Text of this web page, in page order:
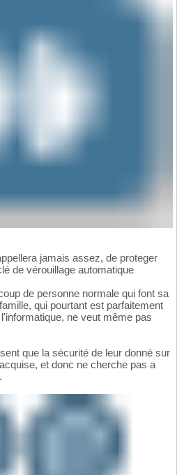
jamais assez, de proteger
de vérouillage automatique
de personne normale qui font sa
qui pourtant est parfaitement
ne veut même pas
que la sécurité de leur donné sur
et donc ne cherche pas a